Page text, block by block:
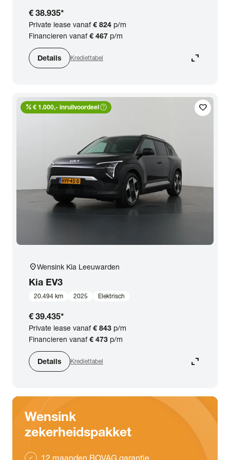
BTW (aftrekbaar) / Marge (BTW niet
aftrekbaar)
Zoeken
arrow_forward Toon 47 resultaten
€ 38.935*
Private lease vanaf€ 824 p/m
Financieren vanaf€ 467 p/m
Details Krediettabel expand_content
favorite
percent € 1.000,- inruilvoordeelhelp_outline
location_onWensink Kia Leeuwarden
Kia EV3
20.494 km 2025 Elektrisch
€ 39.435*
Private lease vanaf€ 843 p/m
Financieren vanaf€ 473 p/m
Details Krediettabel expand_content
Wensink
zekerheidspakket
check 12 maanden BOVAG garantie